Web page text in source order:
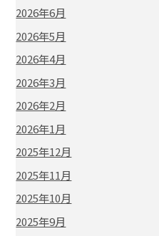
2026年6月
2026年5月
2026年4月
2026年3月
2026年2月
2026年1月
2025年12月
2025年11月
2025年10月
2025年9月